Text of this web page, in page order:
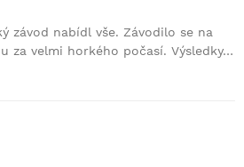
závod nabídl vše. Závodilo se na
za velmi horkého počasí. Výsledky…